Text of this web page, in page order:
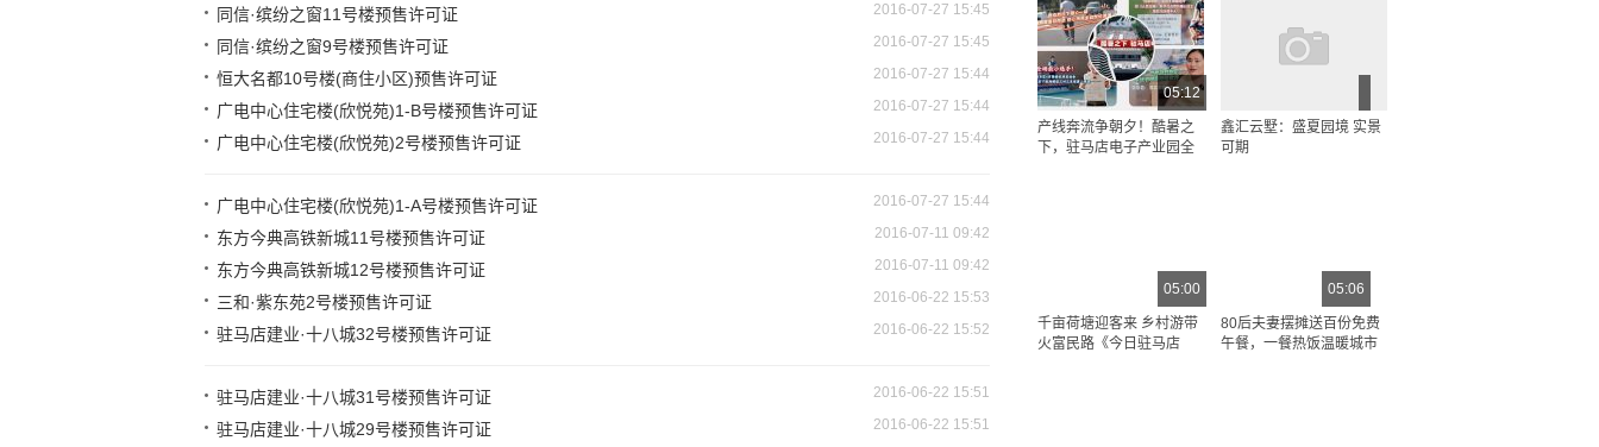
同信·缤纷之窗11号楼预售许可证 2016-07-27 15:45
同信·缤纷之窗9号楼预售许可证 2016-07-27 15:45
恒大名都10号楼(商住小区)预售许可证 2016-07-27 15:44
广电中心住宅楼(欣悦苑)1-B号楼预售许可证 2016-07-27 15:44
广电中心住宅楼(欣悦苑)2号楼预售许可证 2016-07-27 15:44
广电中心住宅楼(欣悦苑)1-A号楼预售许可证 2016-07-27 15:44
东方今典高铁新城11号楼预售许可证 2016-07-11 09:42
东方今典高铁新城12号楼预售许可证 2016-07-11 09:42
三和·紫东苑2号楼预售许可证 2016-06-22 15:53
驻马店建业·十八城32号楼预售许可证 2016-06-22 15:52
驻马店建业·十八城31号楼预售许可证 2016-06-22 15:51
驻马店建业·十八城29号楼预售许可证 2016-06-22 15:51
05:12
产线奔流争朝夕！酷暑之
下，驻马店电子产业园全
鑫汇云墅：盛夏园境 实景
可期
05:00
千亩荷塘迎客来 乡村游带
火富民路《今日驻马店
05:06
80后夫妻摆摊送百份免费
午餐，一餐热饭温暖城市